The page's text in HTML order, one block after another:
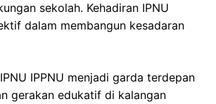
sekolah. Kehadiran IPNU
dalam membangun kesadaran
IPPNU menjadi garda terdepan
gerakan edukatif di kalangan